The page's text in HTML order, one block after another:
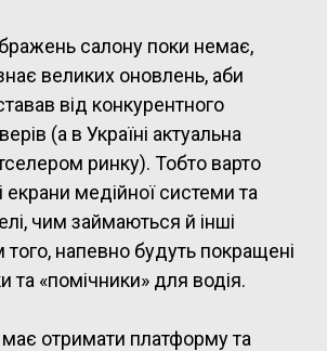
салону поки немає,
великих оновлень, аби
від конкурентного
(а в Україні актуальна
ринку). Тобто варто
екрани медійної системи та
чим займаються й інші
того, напевно будуть покращені
та «помічники» для водія.
отримати платформу та